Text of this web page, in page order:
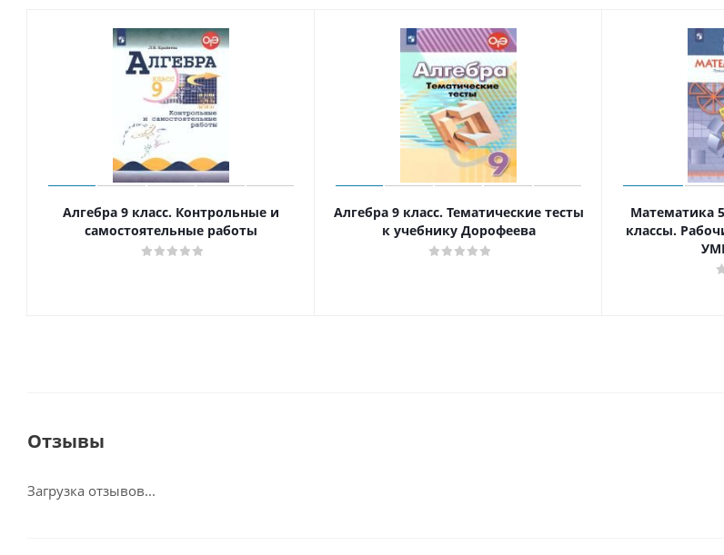
Алгебра 9 класс. Контрольные и
самостоятельные работы
Алгебра 9 класс. Тематические тесты
к учебнику Дорофеева
Математика
классы.
Отзывы
Загрузка отзывов...